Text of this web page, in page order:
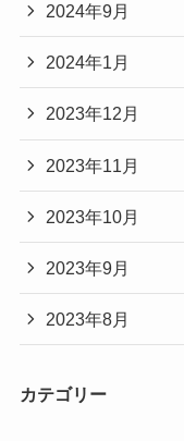
2024年9月
2024年1月
2023年12月
2023年11月
2023年10月
2023年9月
2023年8月
カテゴリー